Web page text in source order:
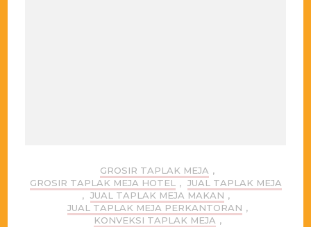
GROSIR TAPLAK MEJA ,
GROSIR TAPLAK MEJA HOTEL , JUAL TAPLAK MEJA
, JUAL TAPLAK MEJA MAKAN ,
JUAL TAPLAK MEJA PERKANTORAN ,
KONVEKSI TAPLAK MEJA ,